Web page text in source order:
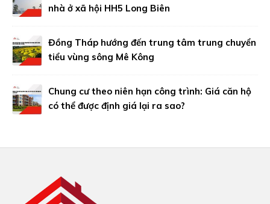
nhà ở xã hội HH5 Long Biên
Đồng Tháp hướng đến trung tâm trung chuyển
tiểu vùng sông Mê Kông
Chung cư theo niên hạn công trình: Giá căn hộ
có thể được định giá lại ra sao?